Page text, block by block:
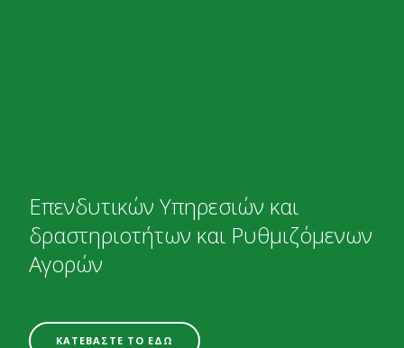
Επενδυτικών Υπηρεσιών και
δραστηριοτήτων και Ρυθμιζόμενων
Αγορών
ΚΑΤΕΒΑΣΤΕ ΤΟ ΕΔΩ